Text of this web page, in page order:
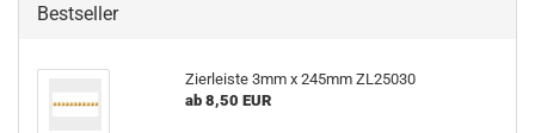
Bestseller
Zierleiste 3mm x 245mm ZL25030
ab 8,50 EUR